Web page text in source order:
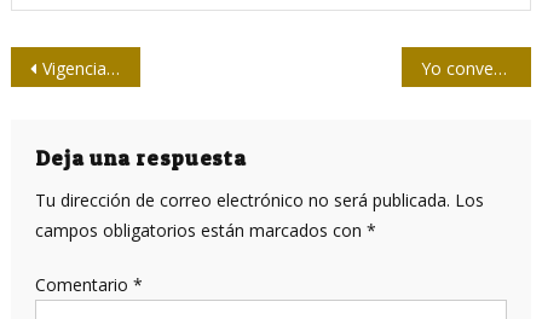
Navegación
entradas
Vigencia de un Panel : Lo que la izquierda debe apre(he)nder Yo conversé con Santiago Álvarez
Deja una respuesta
Tu dirección de correo electrónico no será publicada. Los
campos obligatorios están marcados con *
Comentario *